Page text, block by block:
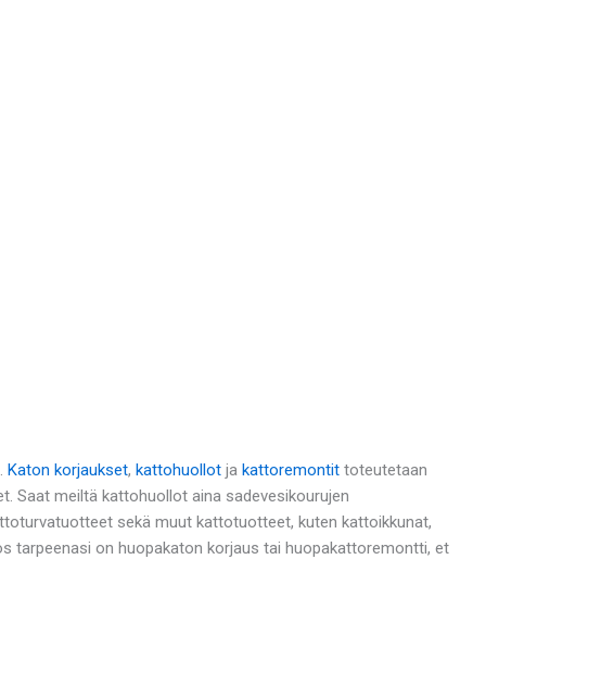
Katon korjaukset, kattohuollot ja kattoremontit toteutetaan
Saat meiltä kattohuollot aina sadevesikourujen
sekä muut kattotuotteet, kuten kattoikkunat,
tarpeenasi on huopakaton korjaus tai huopakattoremontti, et